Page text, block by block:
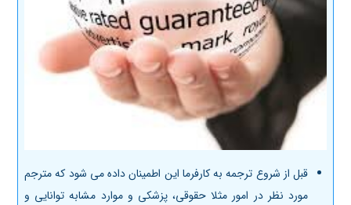
قبل از شروع ترجمه به کارفرما این اطمینان داده می شود که مترجم
مورد نظر در امور مثلا حقوقی، پزشکی و موارد مشابه توانایی و